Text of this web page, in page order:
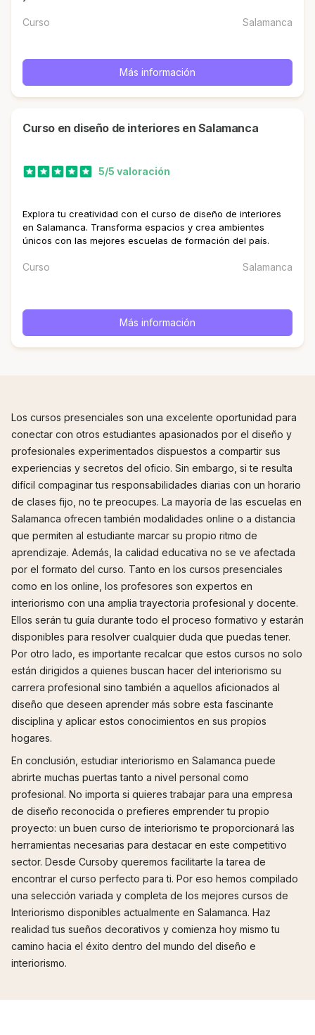
Curso Salamanca
Más información
curso en diseño de interiores en Salamanca
5/5 valoración
Explora tu creatividad con el curso de diseño de interiores
en Salamanca. Transforma espacios y crea ambientes
únicos con las mejores escuelas de formación del país.
Curso Salamanca
Más información
Los cursos presenciales son una excelente oportunidad para
conectar con otros estudiantes apasionados por el diseño y
profesionales experimentados dispuestos a compartir sus
experiencias y secretos del oficio. Sin embargo, si te resulta
difícil compaginar tus responsabilidades diarias con un horario
de clases fijo, no te preocupes. La mayoría de las escuelas en
Salamanca ofrecen también modalidades online o a distancia
que permiten al estudiante marcar su propio ritmo de
aprendizaje. Además, la calidad educativa no se ve afectada
por el formato del curso. Tanto en los cursos presenciales
como en los online, los profesores son expertos en
interiorismo con una amplia trayectoria profesional y docente.
Ellos serán tu guía durante todo el proceso formativo y estarán
disponibles para resolver cualquier duda que puedas tener.
Por otro lado, es importante recalcar que estos cursos no solo
están dirigidos a quienes buscan hacer del interiorismo su
carrera profesional sino también a aquellos aficionados al
diseño que deseen aprender más sobre esta fascinante
disciplina y aplicar estos conocimientos en sus propios
hogares.
En conclusión, estudiar interiorismo en Salamanca puede
abrirte muchas puertas tanto a nivel personal como
profesional. No importa si quieres trabajar para una empresa
de diseño reconocida o prefieres emprender tu propio
proyecto: un buen curso de interiorismo te proporcionará las
herramientas necesarias para destacar en este competitivo
sector. Desde Cursoby queremos facilitarte la tarea de
encontrar el curso perfecto para ti. Por eso hemos compilado
una selección variada y completa de los mejores cursos de
Interiorismo disponibles actualmente en Salamanca. Haz
realidad tus sueños decorativos y comienza hoy mismo tu
camino hacia el éxito dentro del mundo del diseño e
interiorismo.